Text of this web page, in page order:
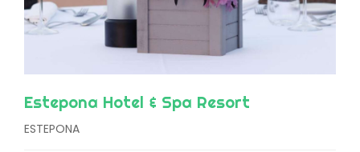
Estepona Hotel & Spa Resort
ESTEPONA